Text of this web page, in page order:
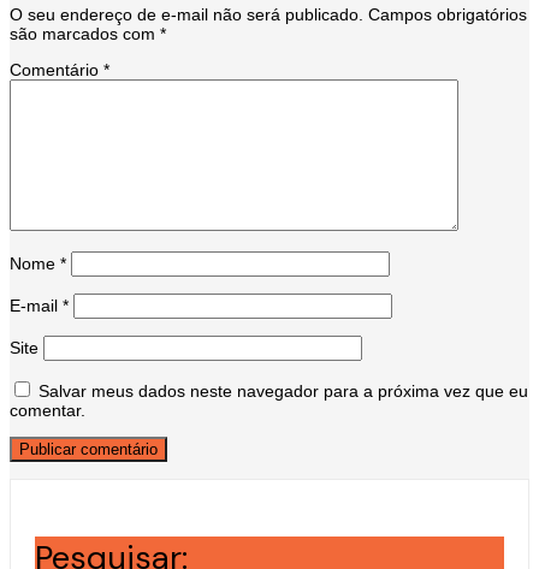
O seu endereço de e-mail não será publicado. Campos obrigatórios
são marcados com *
Comentário *
Nome *
E-mail *
Site
Salvar meus dados neste navegador para a próxima vez que eu
comentar.
Pesquisar: